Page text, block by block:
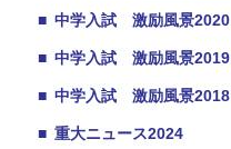
■ 中学入試 激励風景2020
■ 中学入試 激励風景2019
■ 中学入試 激励風景2018
■ 重大ニュース2024